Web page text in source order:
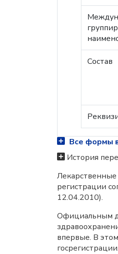
Состав
Все формы
История
Лекарственные
регистрации
12.04.2010).
Официальным
впервые. В
госрегистрации.